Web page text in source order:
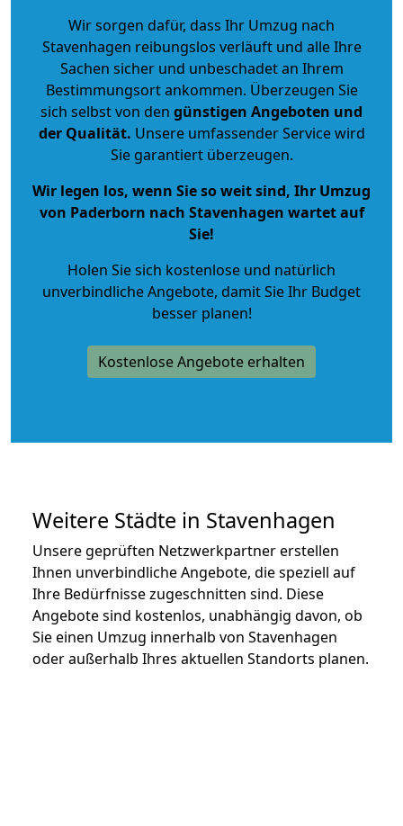
Wir sorgen dafür, dass Ihr Umzug nach
Stavenhagen reibungslos verläuft und alle Ihre
Sachen sicher und unbeschadet an Ihrem
Bestimmungsort ankommen. Überzeugen Sie
sich selbst von den günstigen Angeboten und
der Qualität. Unsere umfassender Service wird
Sie garantiert überzeugen.
Wir legen los, wenn Sie so weit sind, Ihr Umzug
von Paderborn nach Stavenhagen wartet auf
Sie!
Holen Sie sich kostenlose und natürlich
unverbindliche Angebote, damit Sie Ihr Budget
besser planen!
Kostenlose Angebote erhalten
Weitere Städte in Stavenhagen
Unsere geprüften Netzwerkpartner erstellen
Ihnen unverbindliche Angebote, die speziell auf
Ihre Bedürfnisse zugeschnitten sind. Diese
Angebote sind kostenlos, unabhängig davon, ob
Sie einen Umzug innerhalb von Stavenhagen
oder außerhalb Ihres aktuellen Standorts planen.